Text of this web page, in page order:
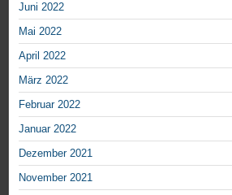
Juni 2022
Mai 2022
April 2022
März 2022
Februar 2022
Januar 2022
Dezember 2021
November 2021